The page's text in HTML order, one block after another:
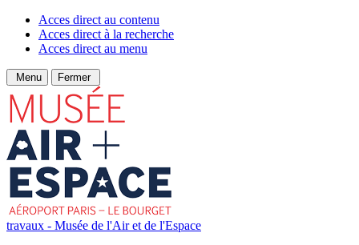
Acces direct au contenu
Acces direct à la recherche
Acces direct au menu
Menu Fermer
travaux - Musée de l'Air et de l'Espace